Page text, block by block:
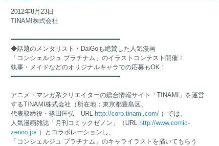
2012年8月23日
TINAMI株式会社
━━━━━━━━━━━━━━━━━━━━━━━━━━━━
◆話題のメンタリスト・DaiGoも絶賛した人気漫画
「コンシェルジュ プラチナム」のイラストコンテスト開催！
執事・メイドなどのオリジナルキャラでの応募もOK！
━━━━━━━━━━━━━━━━━━━━━━━━━━━━
アニメ・マンガ系クリエイターの総合情報サイト「TINAMI」を運営
するTINAMI株式会社（所在地：東京都豊島区、
代表取締役・篠田匡弘 URL
http://corp.tinami.com/）では、
人気漫画雑誌「月刊コミックゼノン」（URL
http://www.comic-
zenon.jp/）とコラボレーションし、
「コンシェルジュ プラチナム」のキャライラストを描いてもらう